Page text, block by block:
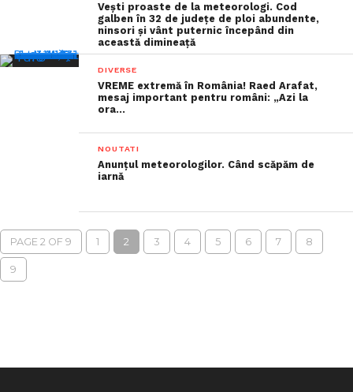
Vești proaste de la meteorologi. Cod
galben în 32 de județe de ploi abundente,
ninsori şi vânt puternic începând din
această dimineaţă
DIVERSE
VREME extremă în România! Raed Arafat,
mesaj important pentru români: „Azi la
ora…
NOUTATI
Anunțul meteorologilor. Când scăpăm de
iarnă
PAGE 2 OF 9 1 2 3 4 5 6 7 8
9